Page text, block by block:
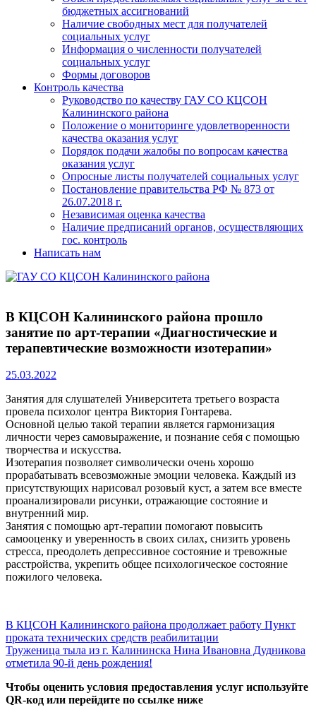
бюджетных ассигнований
Наличие свободных мест для получателей
социальных услуг
Информация о численности получателей
социальных услуг
Формы договоров
Контроль качества
Руководство по качеству ГАУ СО КЦСОН
Калининского района
Положение о мониторинге удовлетворенности
качества оказания услуг
Порядок подачи жалобы по вопросам качества
оказания услуг
Опросные листы получателей социальных услуг
Постановление правительства РФ № 873 от
26.07.2018 г.
Независимая оценка качества
Наличие предписаний органов, осуществляющих
гос. контроль
Написать нам
В КЦСОН Калининского района прошло
занятие по арт-терапии «Диагностические и
терапевтические возможности изотерапии»
25.03.2022
Занятия для слушателей Университета третьего возраста
провела психолог центра Виктория Гонтарева.
Основной целью такой терапии является гармонизация
личности через самовыражение, и познание себя с помощью
творчества и искусства.
Изотерапия позволяет символически очень хорошо
прорабатывать всевозможные эмоции человека. Каждый из
присутствующих нарисовал розовый куст, а затем все вместе
проанализировали рисунки, отражающие состояние и
внутренний мир.
Занятия с помощью арт-терапии помогают повысить
самооценку и уверенность в своих силах, снизить уровень
стресса, преодолеть депрессивное состояние и тревожные
расстройства, укрепить общее психологическое состояние
пожилого человека.
Навигация
по
записям
Previous
Post:
В КЦСОН Калининского района продолжает работу Пункт
проката технических средств реабилитации
Next
Post:
Труженица тыла из г. Калининска Нина Ивановна Дудникова
отметила 90-й день рождения!
Чтобы оценить условия предоставления услуг используйте
QR-код или перейдите по ссылке ниже